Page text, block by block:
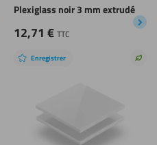
Plexiglass noir 3 mm extrudé
12,71 € TTC
Enregistrer